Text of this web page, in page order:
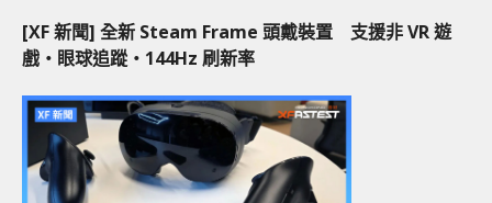
[XF 新聞] 全新 Steam Frame 頭戴裝置 支援非 VR 遊
戲‧眼球追蹤‧144Hz 刷新率